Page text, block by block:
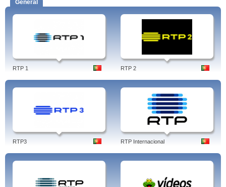
General
RTP 1 RTP 2
RTP3 RTP Internacional